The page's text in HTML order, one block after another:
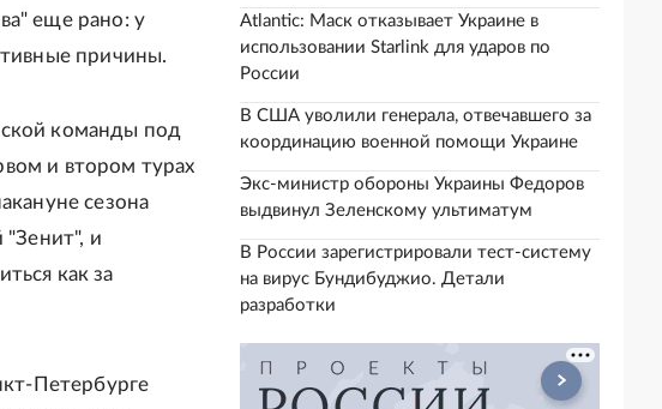
еще рано: у
причины.
команды под
и втором турах
сезона
"Зенит", и
как за
Петербурге
Atlantic: Маск отказывает Украине в
использовании Starlink для ударов по
России
В США уволили генерала, отвечавшего за
координацию военной помощи Украине
Экс-министр обороны Украины Федоров
выдвинул Зеленскому ультиматум
В России зарегистрировали тест-систему
на вирус Бундибуджио. Детали
разработки